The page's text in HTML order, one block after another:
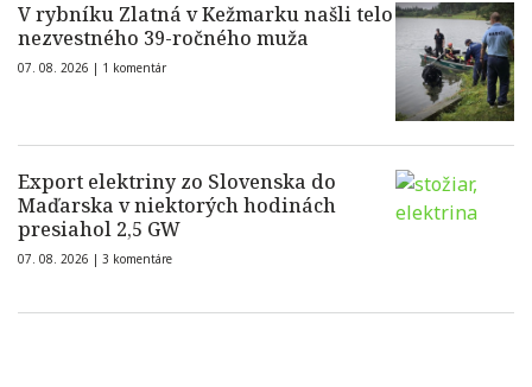
V rybníku Zlatná v Kežmarku našli telo
nezvestného 39-ročného muža
07. 08. 2026 | 1 komentár
Export elektriny zo Slovenska do
Maďarska v niektorých hodinách
presiahol 2,5 GW
07. 08. 2026 | 3 komentáre